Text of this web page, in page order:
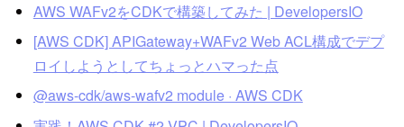
AWS WAFv2をCDKで構築してみた | DevelopersIO
[AWS CDK] APIGateway+WAFv2 Web ACL構成でデプ
ロイしようとしてちょっとハマった点
@aws-cdk/aws-wafv2 module · AWS CDK